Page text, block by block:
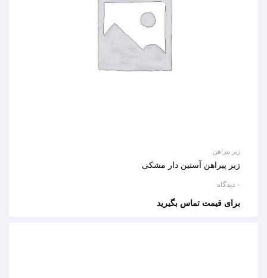
زیر پیراهن
زیر پیراهن آستین دار مشکی
۰ دیدگاه
برای قیمت تماس بگیرید